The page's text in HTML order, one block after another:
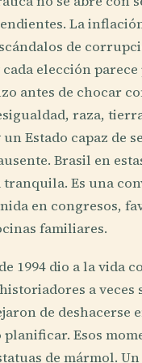
La
de
elección
antes de chocar
raza,
Estado capaz de
Brasil en
Es una
en congresos,
familiares.
1994 dio a la vida
a veces
de deshacerse
planificar. Esos
de mármol.